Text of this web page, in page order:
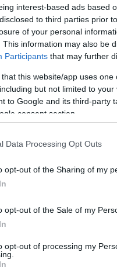
interest-based ads based
to third parties prior
of your personal
This information may also be
Participants that may further
that this website/app uses
but not limited to
to Google and its third-party
consent section.
Data Processing Opt Outs
opt-out of the Sharing of my
opt-out of the Sale of my
opt-out of processing my
és a gumik
jelentősen lerövidül a
akár életet is
úttartással a zord
gumiabroncsot
alatt már nem teljesíti